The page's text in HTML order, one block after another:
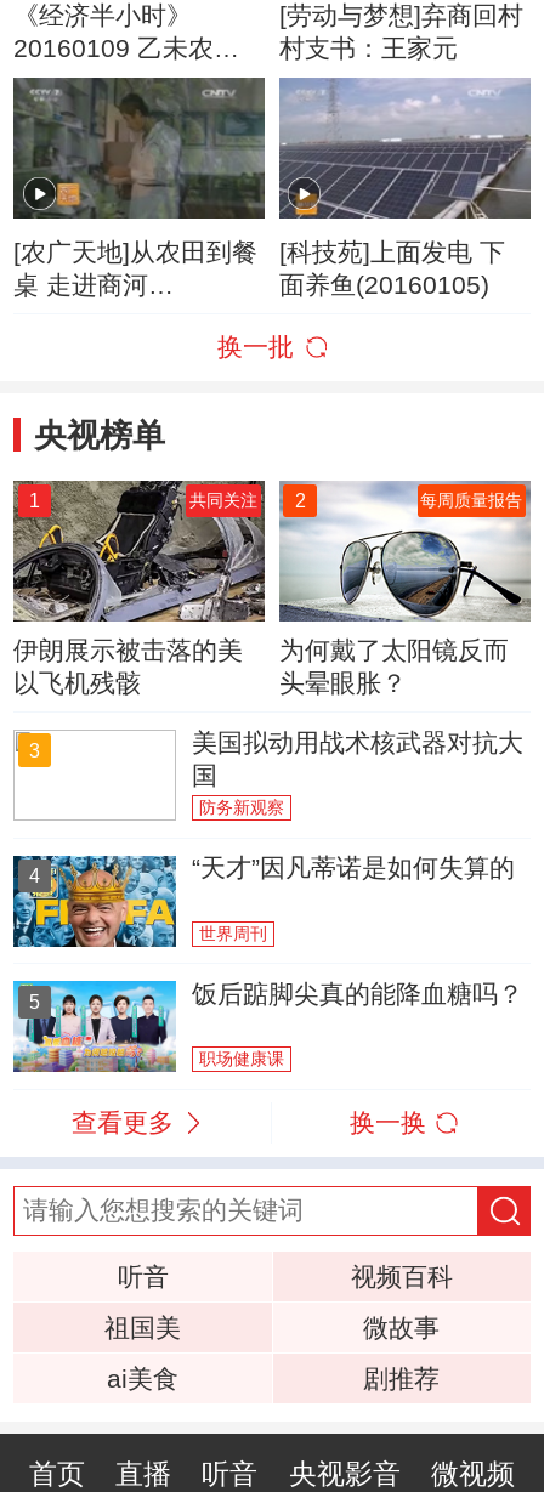
《经济半小时》
20160109 乙未农村
纪事：寻找田间视而
不见的财富
[劳动与梦想]弃商回村
村支书：王家元
[农广天地]从农田到餐
桌 走进商河
[科技苑]上面发电 下
面养鱼(20160105)
换一批
央视榜单
1 共同关注
伊朗展示被击落的美
以飞机残骸
2 每周质量报告
为何戴了太阳镜反而
头晕眼胀？
3
美国拟动用战术核武器对抗大
国
防务新观察
4 “天才”因凡蒂诺是如何失算的
世界周刊
5 饭后踮脚尖真的能降血糖吗？
职场健康课
查看更多 换一换
听音
视频百科
祖国美
微故事
ai美食
剧推荐
首页 直播 听音 央视影音 微视频